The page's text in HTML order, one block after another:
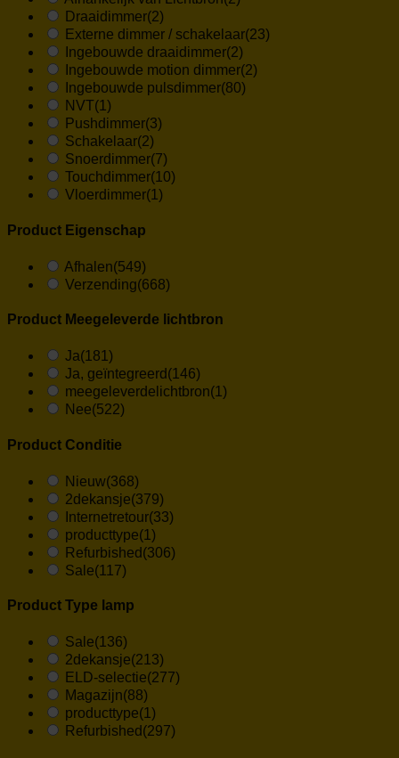
Draaidimmer(2)
Externe dimmer / schakelaar(23)
Ingebouwde draaidimmer(2)
Ingebouwde motion dimmer(2)
Ingebouwde pulsdimmer(80)
NVT(1)
Pushdimmer(3)
Schakelaar(2)
Snoerdimmer(7)
Touchdimmer(10)
Vloerdimmer(1)
Product Eigenschap
Afhalen(549)
Verzending(668)
Product Meegeleverde lichtbron
Ja(181)
Ja, geïntegreerd(146)
meegeleverdelichtbron(1)
Nee(522)
Product Conditie
Nieuw(368)
2dekansje(379)
Internetretour(33)
producttype(1)
Refurbished (306)
Sale(117)
Product Type lamp
Sale(136)
2dekansje(213)
ELD-selectie(277)
Magazijn(88)
producttype(1)
Refurbished(297)